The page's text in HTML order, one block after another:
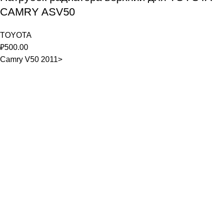
CAMRY ASV50
TOYOTA
₽500.00
Camry V50 2011>